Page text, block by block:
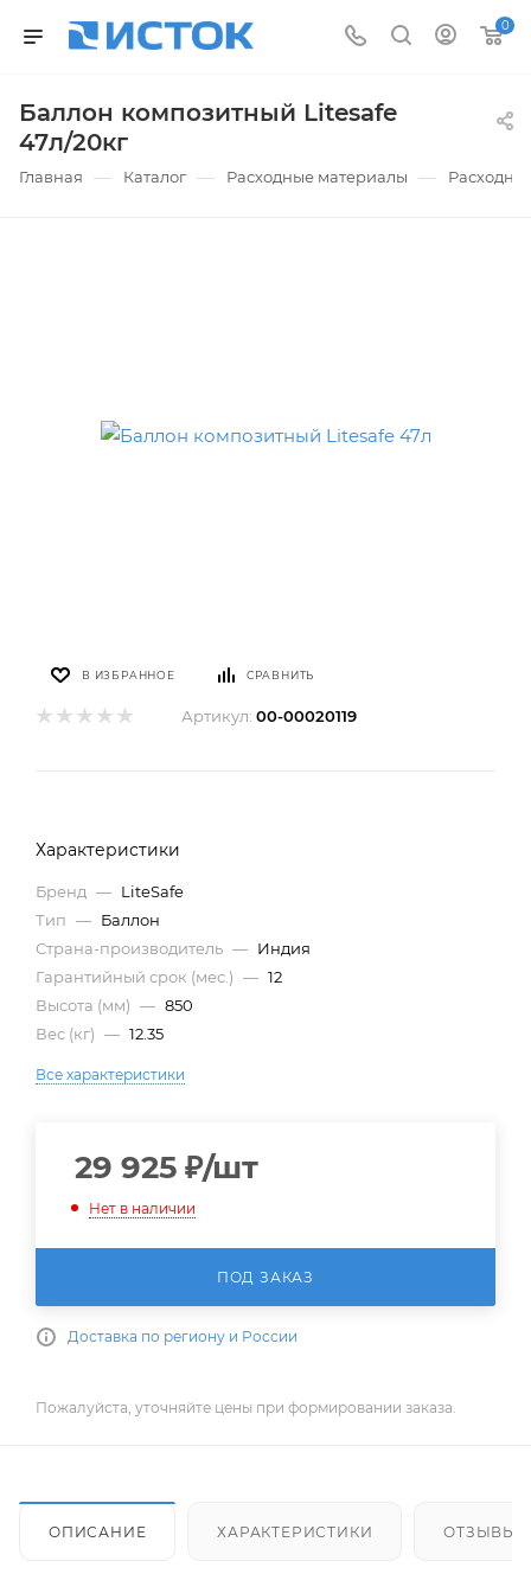
0
Баллон композитный Litesafe
47л/20кг
Главная — Каталог — Расходные материалы —
В ИЗБРАННОЕ СРАВНИТЬ
Артикул: 00-00020119
Характеристики
Бренд — LiteSafe
Тип — Баллон
Страна-производитель — Индия
Гарантийный срок (мес.) — 12
Высота (мм) — 850
Вес (кг) — 12.35
Все характеристики
29 925 ₽/шт
Нет в наличии
ПОД ЗАКАЗ
Доставка по региону и России
Пожалуйста, уточняйте цены при формировании заказа.
ОПИСАНИЕ ХАРАКТЕРИСТИКИ ОТЗЫВЫ